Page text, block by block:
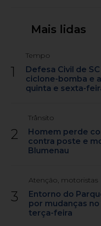
Mais lidas
1
Tempo
Defesa Civil de
ciclone-bomba e
quinta e sexta-
2
Trânsito
Homem perde
contra poste e
Blumenau
3
Atenção, motoristas
Entorno do
por mudanças
terça-feira